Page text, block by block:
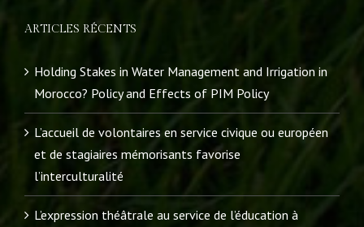
ARTICLES RÉCENTS
Holding Stakes in Water Management and Irrigation in
Morocco? Policy and Effects of PIM Policy
L’accueil de volontaires en service civique ou européen
et de stagiaires mémorisants favorise
l’interculturalité
L’expression théâtrale au service de l’éducation à